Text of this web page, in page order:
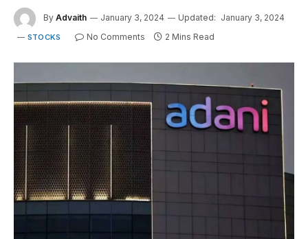
By Advaith January 3, 2024 Updated: January 3, 2024
STOCKS No Comments 2 Mins Read